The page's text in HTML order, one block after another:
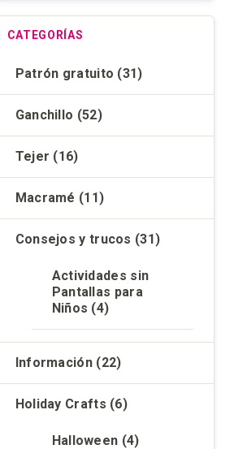
CATEGORÍAS
Patrón gratuito (31)
Ganchillo (52)
Tejer (16)
Macramé (11)
Consejos y trucos (31)
Actividades sin
Pantallas para
Niños (4)
Información (22)
Holiday Crafts (6)
Halloween (4)